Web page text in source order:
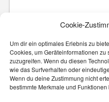
Cookie-
Um dir ein optimales Erlebnis zu
Cookies, um Geräteinformationen
zuzugreifen. Wenn du diesen
wie das Surfverhalten oder
Wenn du deine Zustimmung nicht
bestimmte Merkmale und